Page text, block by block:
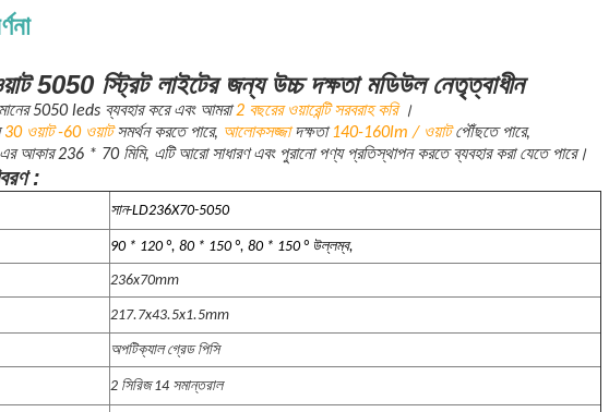
5050 স্ট্রিট লাইটের জন্য উচ্চ দক্ষতা মডিউল নেতৃত্বাধীন
5050 leds ব্যবহার করে এবং আমরা2 বছরের ওয়ারেন্টি সরবরাহ করি।
30 ওয়াট -60 ওয়াটসমর্থন করতে পারে, আলোকসজ্জাদক্ষতা140-160lm / ওয়াটপৌঁছতে পারে,
আকার 236 * 70 মিমি, এটি আরো সাধারণ এবং পুরানো পণ্য প্রতিস্থাপন করতে ব্যবহার করা যেতে পারে।
:
সান-LD236X70-5050
90 * 120 °, 80 * 150 °, 80 * 150 ° উল্লম্ব,
236x70mm
217.7x43.5x1.5mm
অপটিক্যাল গ্রেড পিসি
2 সিরিজ 14 সমান্তরাল